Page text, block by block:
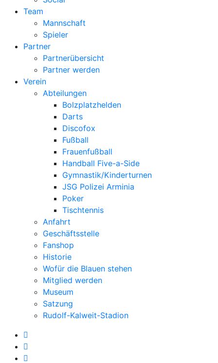
Team
Mannschaft
Spieler
Partner
Partnerübersicht
Partner werden
Verein
Abteilungen
Bolzplatzhelden
Darts
Discofox
Fußball
Frauenfußball
Handball Five-a-Side
Gymnastik/Kinderturnen
JSG Polizei Arminia
Poker
Tischtennis
Anfahrt
Geschäftsstelle
Fanshop
Historie
Wofür die Blauen stehen
Mitglied werden
Museum
Satzung
Rudolf-Kalweit-Stadion